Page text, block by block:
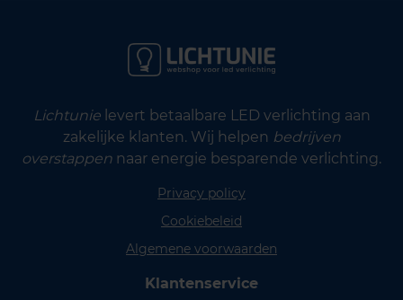
Lichtunielevert betaalbare LED verlichting aan
zakelijke klanten. Wij helpen bedrijven
overstappen naar energie besparende verlichting.
Privacy policy
Cookiebeleid
Algemene voorwaarden
Klantenservice